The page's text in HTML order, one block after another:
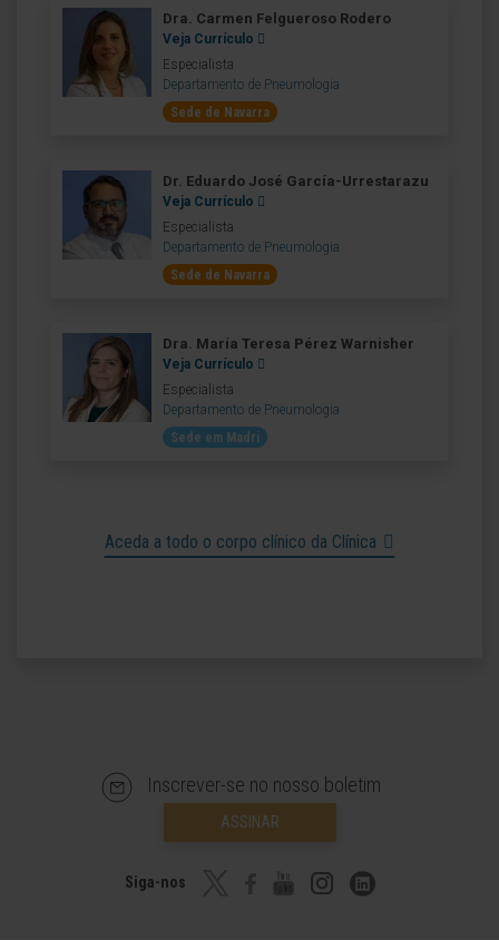
Dra. Carmen Felgueroso Rodero
Veja Currículo
Especialista
Departamento de Pneumologia
Sede de Navarra
Dr. Eduardo José García-Urrestarazu
Veja Currículo
Especialista
Departamento de Pneumologia
Sede de Navarra
Dra. María Teresa Pérez Warnisher
Veja Currículo
Especialista
Departamento de Pneumologia
Sede em Madri
Aceda a todo o corpo clínico da Clínica
Inscrever-se no nosso boletim
ASSINAR
Siga-nos